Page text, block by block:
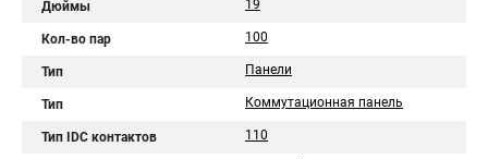
Дюймы 19
Кол-во пар 100
Тип Панели
Тип Коммутационная панель
Тип IDC контактов 110